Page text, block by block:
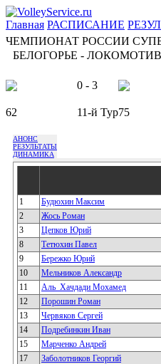
Главная РАСПИСАНИЕ
ЧЕМПИОНАТ РОССИИ
БЕЛОГОРЬЕ - ЛОКОМОТИВ
0 - 3
62 11-й Тур75
АНОНС
РЕЗУЛЬТАТЫ
ДИНАМИКА
1
Будюхин Максим
2
Жось Роман
3
Цепков Юрий
8
Тетюхин Павел
9
Бережко Юрий
10
Мельников Александр
11
Аль_Хачдади Мохамед
12
Порошин Роман
13
Червяков Сергей
14
Подребинкин Иван
15
Марченко Андрей
17
Заболотников Георгий